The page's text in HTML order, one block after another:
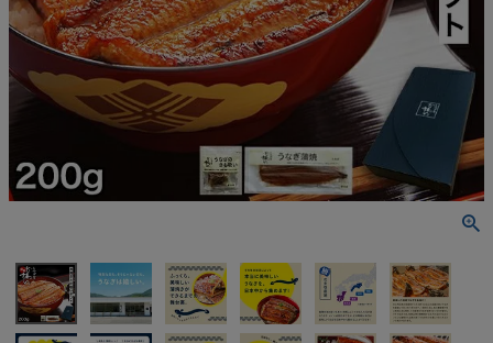
インフォーメーション
うなぎ屋かわすいについて
商品一覧
採用について
かわすいブログ